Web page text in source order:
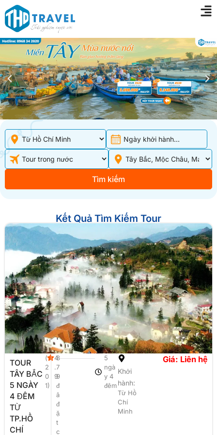
Ngày khởi hành...
Tìm kiếm
Kết Quả Tìm Kiếm Tour
TOUR
TÂY BẮC
5 NGÀY
4 ĐÊM
TỪ
TP.HỒ
CHÍ
4
.
9
(
2
0
1)
8
7
9
đ
ã
đ
ặ
t
c
5
ngà
y 4
đêm
Khởi
hành:
Từ Hồ
Chí
Minh
Giá: Liên hệ